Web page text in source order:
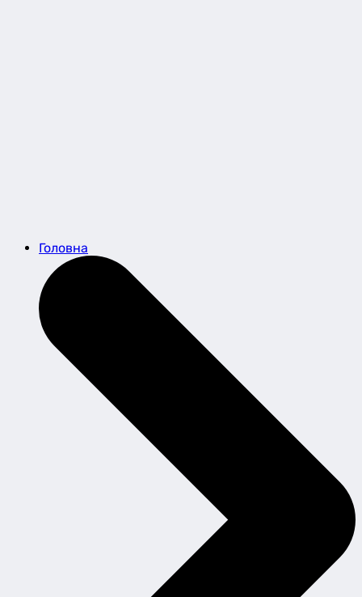
Головна